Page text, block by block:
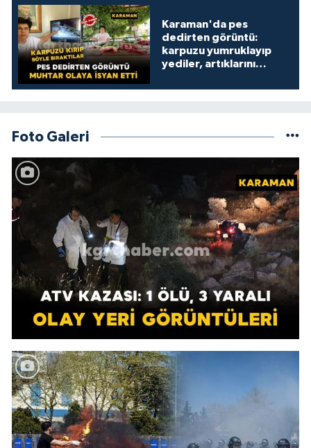
Karaman'da pes
dedirten görüntü:
karpuzu yumruklayıp
yediler, artıklarını
Foto Galeri